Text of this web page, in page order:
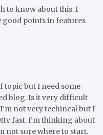
to know about this. I
good points in features
topic but I need some
blog. Is it very difficult
not very techincal but I
fast. I’m thinking about
not sure where to start.